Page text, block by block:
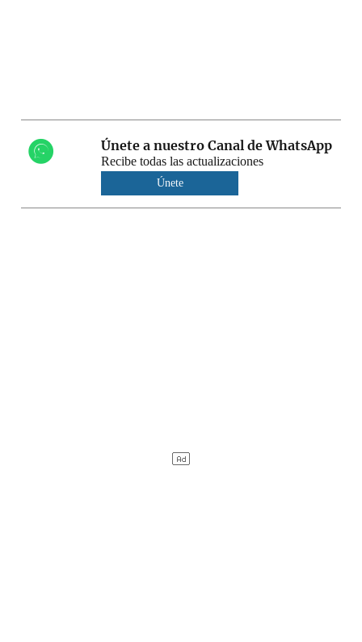
Únete a nuestro Canal de WhatsApp
Recibe todas las actualizaciones
Únete